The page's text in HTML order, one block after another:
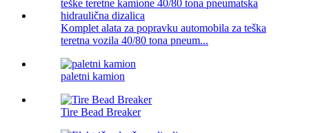
Komplet alata za popravku automobila za teška
teretna vozila 40/80 tona pneum...
paletni kamion
Tire Bead Breaker